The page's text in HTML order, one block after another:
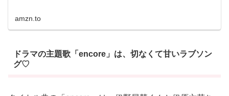
amzn.to
ドラマの主題歌「encore」は、切なくて甘いラブソン
グ♡